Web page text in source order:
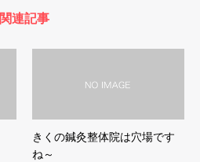
関連記事
きくの鍼灸整体院は穴場です
ね～